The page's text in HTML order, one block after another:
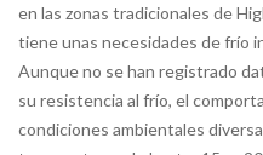
en las zonas tradicionales de
tiene unas necesidades de frío
Aunque no se han registrado
su resistencia al frío, el
condiciones ambientales